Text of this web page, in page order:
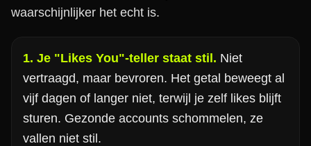
waarschijnlijker het echt is.
1. Je "Likes You"-teller staat stil. Niet
vertraagd, maar bevroren. Het getal beweegt al
vijf dagen of langer niet, terwijl je zelf likes blijft
sturen. Gezonde accounts schommelen, ze
vallen niet stil.